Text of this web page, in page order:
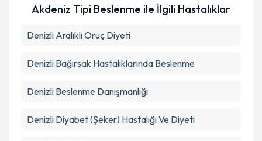
Akdeniz Tipi Beslenme ile İlgili Hastalıklar
Denizli Aralıklı Oruç Diyeti
Denizli Bağırsak Hastalıklarında Beslenme
Denizli Beslenme Danışmanlığı
Denizli Diyabet (Şeker) Hastalığı Ve Diyeti